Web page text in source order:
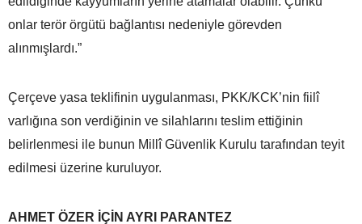
onlar terör örgütü bağlantısı nedeniyle görevden
alınmışlardı.”
Çerçeve yasa teklifinin uygulanması, PKK/KCK’nin fiilî
varlığına son verdiğinin ve silahlarını teslim ettiğinin
belirlenmesi ile bunun Millî Güvenlik Kurulu tarafından teyit
edilmesi üzerine kuruluyor.
AHMET ÖZER İÇİN AYRI PARANTEZ